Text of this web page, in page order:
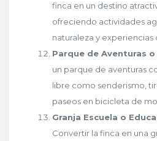
finca en un destino
ofreciendo actividades
naturaleza y experiencias
Parque de Aventuras
un parque de aventuras
libre como senderismo,
paseos en bicicleta de
Granja Escuela o
Convertir la finca en una